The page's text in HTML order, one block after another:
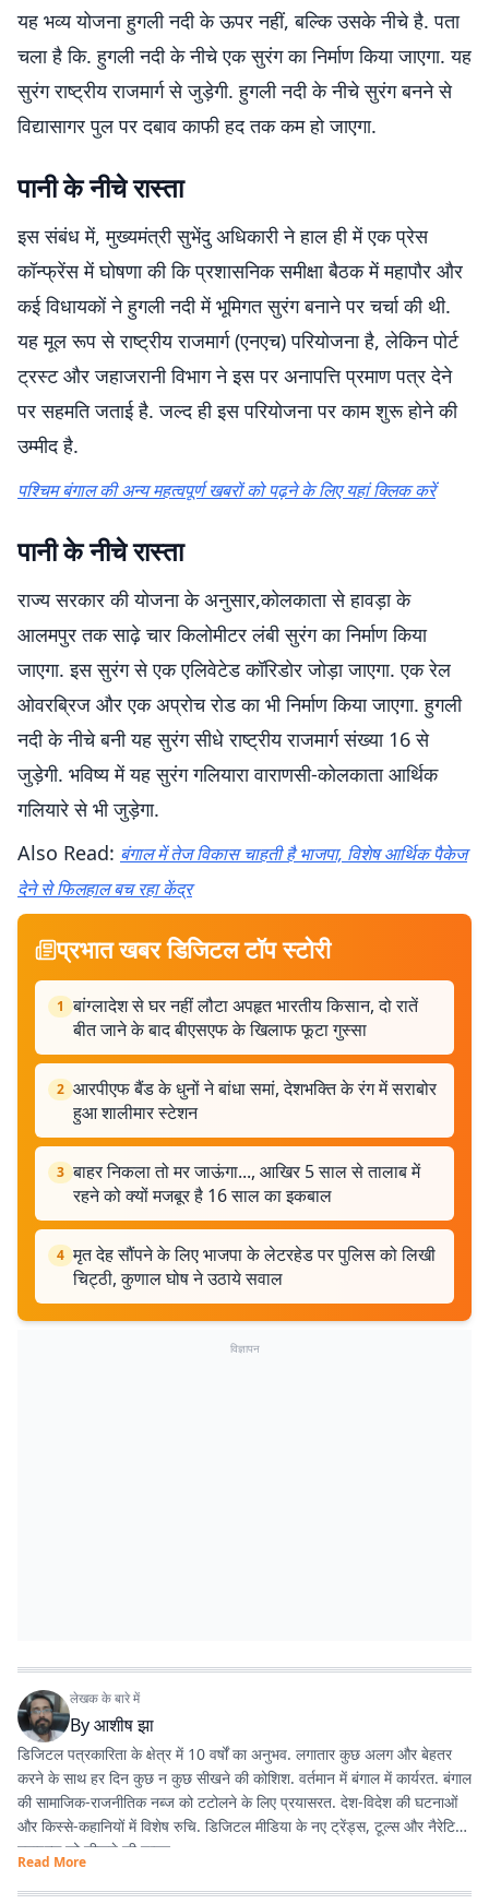
यह भव्य योजना हुगली नदी के ऊपर नहीं, बल्कि उसके नीचे है. पता
चला है कि. हुगली नदी के नीचे एक सुरंग का निर्माण किया जाएगा. यह
सुरंग राष्ट्रीय राजमार्ग से जुड़ेगी. हुगली नदी के नीचे सुरंग बनने से
विद्यासागर पुल पर दबाव काफी हद तक कम हो जाएगा.
पानी के नीचे रास्ता
इस संबंध में, मुख्यमंत्री सुभेंदु अधिकारी ने हाल ही में एक प्रेस
कॉन्फ्रेंस में घोषणा की कि प्रशासनिक समीक्षा बैठक में महापौर और
कई विधायकों ने हुगली नदी में भूमिगत सुरंग बनाने पर चर्चा की थी.
यह मूल रूप से राष्ट्रीय राजमार्ग (एनएच) परियोजना है, लेकिन पोर्ट
ट्रस्ट और जहाजरानी विभाग ने इस पर अनापत्ति प्रमाण पत्र देने
पर सहमति जताई है. जल्द ही इस परियोजना पर काम शुरू होने की
उम्मीद है.
पश्चिम बंगाल की अन्य महत्वपूर्ण खबरों को पढ़ने के लिए यहां क्लिक करें
पानी के नीचे रास्ता
राज्य सरकार की योजना के अनुसार,कोलकाता से हावड़ा के
आलमपुर तक साढ़े चार किलोमीटर लंबी सुरंग का निर्माण किया
जाएगा. इस सुरंग से एक एलिवेटेड कॉरिडोर जोड़ा जाएगा. एक रेल
ओवरब्रिज और एक अप्रोच रोड का भी निर्माण किया जाएगा. हुगली
नदी के नीचे बनी यह सुरंग सीधे राष्ट्रीय राजमार्ग संख्या 16 से
जुड़ेगी. भविष्य में यह सुरंग गलियारा वाराणसी-कोलकाता आर्थिक
गलियारे से भी जुड़ेगा.
Also Read: बंगाल में तेज विकास चाहती है भाजपा, विशेष आर्थिक पैकेज
देने से फिलहाल बच रहा केंद्र
प्रभात खबर डिजिटल टॉप स्टोरी
1 बांग्लादेश से घर नहीं लौटा अपहृत भारतीय किसान, दो रातें
बीत जाने के बाद बीएसएफ के खिलाफ फूटा गुस्सा
2 आरपीएफ बैंड के धुनों ने बांधा समां, देशभक्ति के रंग में सराबोर
हुआ शालीमार स्टेशन
3 बाहर निकला तो मर जाऊंगा..., आखिर 5 साल से तालाब में
रहने को क्यों मजबूर है 16 साल का इकबाल
4 मृत देह सौंपने के लिए भाजपा के लेटरहेड पर पुलिस को लिखी
चिट्ठी, कुणाल घोष ने उठाये सवाल
विज्ञापन
लेखक के बारे में
Byआशीष झा
डिजिटल पत्रकारिता के क्षेत्र में 10 वर्षों का अनुभव. लगातार कुछ अलग और बेहतर
करने के साथ हर दिन कुछ न कुछ सीखने की कोशिश. वर्तमान में बंगाल में कार्यरत. बंगाल
की सामाजिक-राजनीतिक नब्ज को टटोलने के लिए प्रयासरत. देश-विदेश की घटनाओं
और किस्से-कहानियों में विशेष रुचि. डिजिटल मीडिया के नए ट्रेंड्स, टूल्स और नैरेटिव
स्टाइल्स को सीखने की चाहत.
Read More